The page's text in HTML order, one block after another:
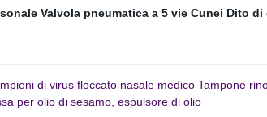
Valvola pneumatica a 5 vie Cunei Dito di
di virus floccato nasale medico Tampone
per olio di sesamo, espulsore di olio